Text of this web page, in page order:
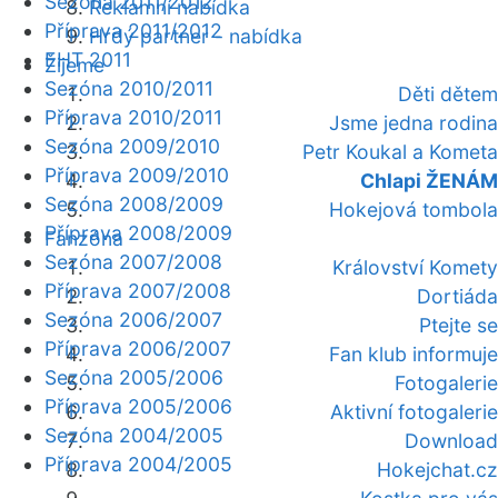
Reklamní nabídka
Hrdý partner - nabídka
Žijeme
Děti dětem
Jsme jedna rodina
Petr Koukal a Kometa
Chlapi ŽENÁM
Hokejová tombola
Fanzóna
Království Komety
Dortiáda
Ptejte se
Fan klub informuje
Fotogalerie
Aktivní fotogalerie
Download
Hokejchat.cz
Příprava 2011/2012
EHT 2011
Sezóna 2010/2011
Příprava 2010/2011
Sezóna 2009/2010
Příprava 2009/2010
Sezóna 2008/2009
Příprava 2008/2009
Sezóna 2007/2008
Příprava 2007/2008
Sezóna 2006/2007
Příprava 2006/2007
Sezóna 2005/2006
Příprava 2005/2006
Sezóna 2004/2005
Příprava 2004/2005